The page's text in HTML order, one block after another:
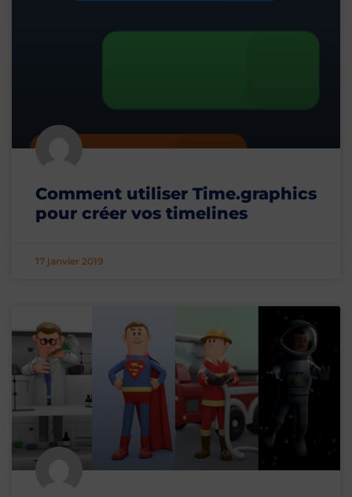
Comment utiliser Time.graphics
pour créer vos timelines
17 janvier 2019